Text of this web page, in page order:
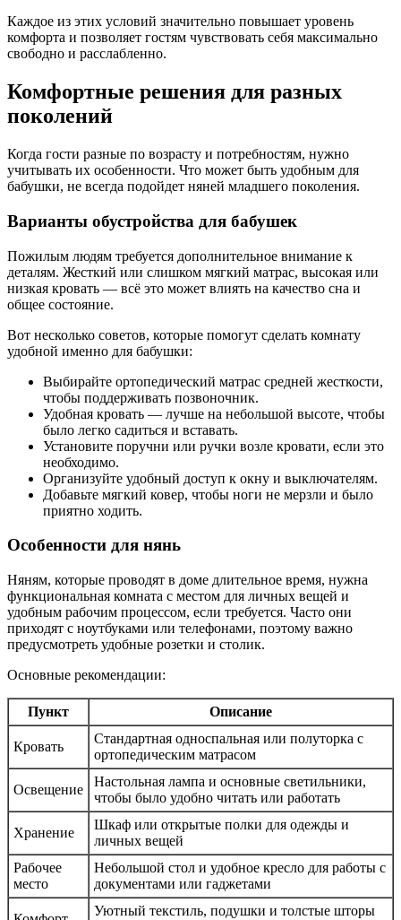
Каждое из этих условий значительно повышает уровень
комфорта и позволяет гостям чувствовать себя максимально
свободно и расслабленно.
Комфортные решения для разных
поколений
Когда гости разные по возрасту и потребностям, нужно
учитывать их особенности. Что может быть удобным для
бабушки, не всегда подойдет няней младшего поколения.
Варианты обустройства для бабушек
Пожилым людям требуется дополнительное внимание к
деталям. Жесткий или слишком мягкий матрас, высокая или
низкая кровать — всё это может влиять на качество сна и
общее состояние.
Вот несколько советов, которые помогут сделать комнату
удобной именно для бабушки:
Выбирайте ортопедический матрас средней жесткости,
чтобы поддерживать позвоночник.
Удобная кровать — лучше на небольшой высоте, чтобы
было легко садиться и вставать.
Установите поручни или ручки возле кровати, если это
необходимо.
Организуйте удобный доступ к окну и выключателям.
Добавьте мягкий ковер, чтобы ноги не мерзли и было
приятно ходить.
Особенности для нянь
Няням, которые проводят в доме длительное время, нужна
функциональная комната с местом для личных вещей и
удобным рабочим процессом, если требуется. Часто они
приходят с ноутбуками или телефонами, поэтому важно
предусмотреть удобные розетки и столик.
Основные рекомендации:
Пункт Описание
Кровать
Стандартная односпальная или полуторка с
ортопедическим матрасом
Освещение
Настольная лампа и основные светильники,
чтобы было удобно читать или работать
Хранение
Шкаф или открытые полки для одежды и
личных вещей
Рабочее
место
Небольшой стол и удобное кресло для работы с
документами или гаджетами
Уютный текстиль, подушки и толстые шторы